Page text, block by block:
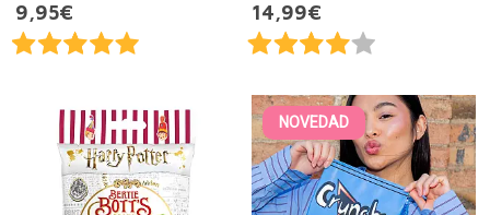
9,95€
14,99€
NOVEDAD